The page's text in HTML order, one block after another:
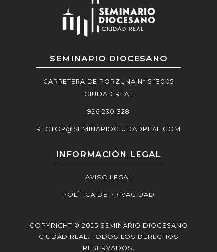
SEMINARIO DIOCESANO
CARRETERA DE PORZUNA Nº 5 13005
CIUDAD REAL
926 230 328
RECTOR@SEMINARIOCIUDADREAL.COM
INFORMACIÓN LEGAL
AVISO LEGAL
POLÍTICA DE PRIVACIDAD
COPYRIGHT © 2025 SEMINARIO DIOCESANO
CIUDAD REAL. TODOS LOS DERECHOS
RESERVADOS.